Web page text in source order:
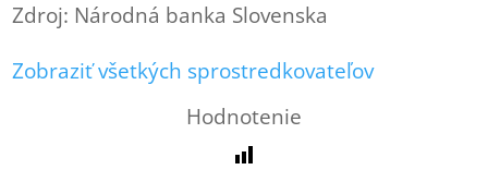
Zdroj: Národná banka Slovenska
Zobraziť všetkých sprostredkovateľov
Hodnotenie